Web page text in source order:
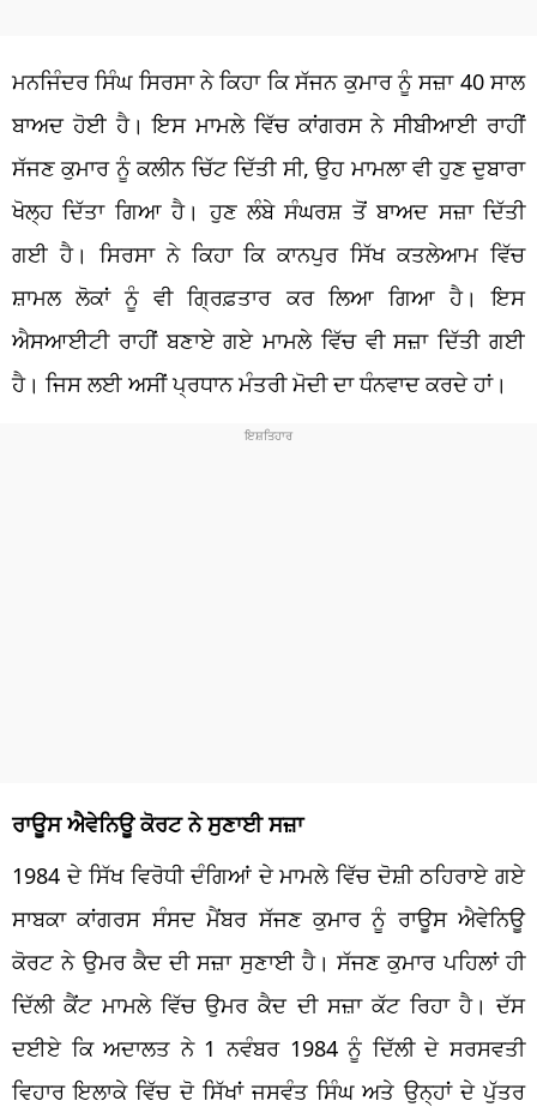
ਮਨਜਿੰਦਰ ਸਿੰਘ ਸਿਰਸਾ ਨੇ ਕਿਹਾ ਕਿ ਸੱਜਨ ਕੁਮਾਰ ਨੂੰ ਸਜ਼ਾ 40 ਸਾਲ
ਬਾਅਦ ਹੋਈ ਹੈ। ਇਸ ਮਾਮਲੇ ਵਿੱਚ ਕਾਂਗਰਸ ਨੇ ਸੀਬੀਆਈ ਰਾਹੀਂ
ਸੱਜਣ ਕੁਮਾਰ ਨੂੰ ਕਲੀਨ ਚਿੱਟ ਦਿੱਤੀ ਸੀ, ਉਹ ਮਾਮਲਾ ਵੀ ਹੁਣ ਦੁਬਾਰਾ
ਖੋਲ੍ਹ ਦਿੱਤਾ ਗਿਆ ਹੈ। ਹੁਣ ਲੰਬੇ ਸੰਘਰਸ਼ ਤੋਂ ਬਾਅਦ ਸਜ਼ਾ ਦਿੱਤੀ
ਗਈ ਹੈ। ਸਿਰਸਾ ਨੇ ਕਿਹਾ ਕਿ ਕਾਨਪੁਰ ਸਿੱਖ ਕਤਲੇਆਮ ਵਿੱਚ
ਸ਼ਾਮਲ ਲੋਕਾਂ ਨੂੰ ਵੀ ਗ੍ਰਿਫ਼ਤਾਰ ਕਰ ਲਿਆ ਗਿਆ ਹੈ। ਇਸ
ਐਸਆਈਟੀ ਰਾਹੀਂ ਬਣਾਏ ਗਏ ਮਾਮਲੇ ਵਿੱਚ ਵੀ ਸਜ਼ਾ ਦਿੱਤੀ ਗਈ
ਹੈ। ਜਿਸ ਲਈ ਅਸੀਂ ਪ੍ਰਧਾਨ ਮੰਤਰੀ ਮੋਦੀ ਦਾ ਧੰਨਵਾਦ ਕਰਦੇ ਹਾਂ।
ਰਾਊਸ ਐਵੇਨਿਊ ਕੋਰਟ ਨੇ ਸੁਣਾਈ ਸਜ਼ਾ
1984 ਦੇ ਸਿੱਖ ਵਿਰੋਧੀ ਦੰਗਿਆਂ ਦੇ ਮਾਮਲੇ ਵਿੱਚ ਦੋਸ਼ੀ ਠਹਿਰਾਏ ਗਏ
ਸਾਬਕਾ ਕਾਂਗਰਸ ਸੰਸਦ ਮੈਂਬਰ ਸੱਜਣ ਕੁਮਾਰ ਨੂੰ ਰਾਊਸ ਐਵੇਨਿਊ
ਕੋਰਟ ਨੇ ਉਮਰ ਕੈਦ ਦੀ ਸਜ਼ਾ ਸੁਣਾਈ ਹੈ। ਸੱਜਣ ਕੁਮਾਰ ਪਹਿਲਾਂ ਹੀ
ਦਿੱਲੀ ਕੈਂਟ ਮਾਮਲੇ ਵਿੱਚ ਉਮਰ ਕੈਦ ਦੀ ਸਜ਼ਾ ਕੱਟ ਰਿਹਾ ਹੈ। ਦੱਸ
ਦਈਏ ਕਿ ਅਦਾਲਤ ਨੇ 1 ਨਵੰਬਰ 1984 ਨੂੰ ਦਿੱਲੀ ਦੇ ਸਰਸਵਤੀ
ਵਿਹਾਰ ਇਲਾਕੇ ਵਿੱਚ ਦੋ ਸਿੱਖਾਂ ਜਸਵੰਤ ਸਿੰਘ ਅਤੇ ਉਨ੍ਹਾਂ ਦੇ ਪੁੱਤਰ